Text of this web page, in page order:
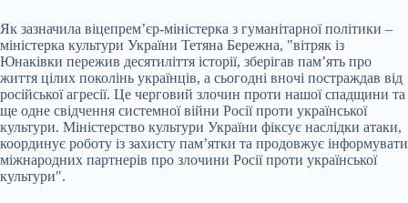
Як зазначила віцепрем’єр-міністерка з гуманітарної політики –
міністерка культури України Тетяна Бережна, "вітряк із
Юнаківки пережив десятиліття історії, зберігав пам’ять про
життя цілих поколінь українців, а сьогодні вночі постраждав від
російської агресії. Це черговий злочин проти нашої спадщини та
ще одне свідчення системної війни Росії проти української
культури. Міністерство культури України фіксує наслідки атаки,
координує роботу із захисту пам’ятки та продовжує інформувати
міжнародних партнерів про злочини Росії проти української
культури".